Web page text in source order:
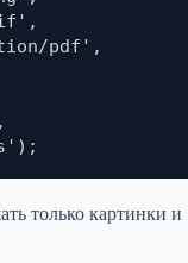
только картинки и